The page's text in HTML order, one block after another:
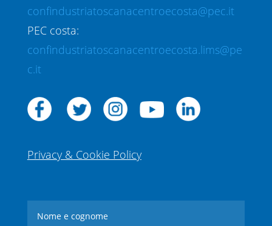
confindustriatoscanacentroecosta@pec.it
PEC costa:
confindustriatoscanacentroecosta.lims@pe
c.it
Privacy & Cookie Policy